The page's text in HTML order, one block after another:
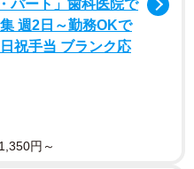
重県津市）の「たっぷり
さん、炊くとじゅわっ
腐生地に、厳選した野菜
級の逸品です。新鮮な菜
し、手間いらず。時間が
だへの贈りものです」
パート」歯科医院で
週2日～勤務OKで
祝手当 ブランク応
円～